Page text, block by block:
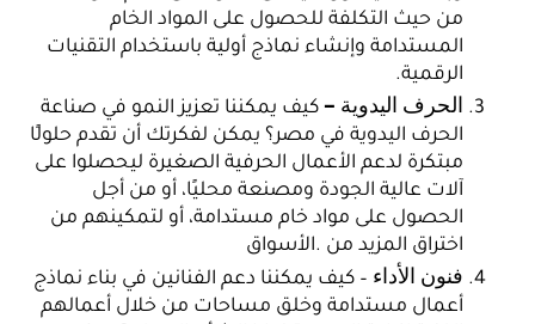
من حيث التكلفة للحصول على المواد الخام
المستدامة وإنشاء نماذج أولية باستخدام التقنيات
الرقمية.
الحرف اليدوية – كيف يمكننا تعزيز النمو في صناعة
الحرف اليدوية في مصر؟ يمكن لفكرتك أن تقدم حلولًا
مبتكرة لدعم الأعمال الحرفية الصغيرة ليحصلوا على
آلات عالية الجودة ومصنعة محليًا، أو من أجل
الحصول على مواد خام مستدامة، أو لتمكينهم من
اختراق المزيد من .الأسواق
فنون الأداء – كيف يمكننا دعم الفنانين في بناء نماذج
أعمال مستدامة وخلق مساحات من خلال أعمالهم